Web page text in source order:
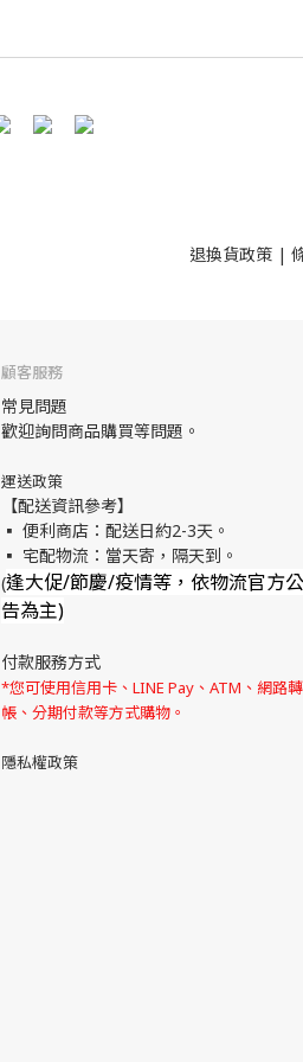
退換貨政策 |
顧客服務
常見問題
歡迎詢問商品購買等問題。
運送政策
【配送資訊參考】
▪ 便利商店：配送日約2-3天。
▪ 宅配物流：當天寄，隔天到。
(逢大促/節慶/疫情等，依物流官方公
告為主)
付款服務方式
*您可使用信用卡、LINE Pay、ATM、網路轉
帳、分期付款等方式購物。
隱私權政策